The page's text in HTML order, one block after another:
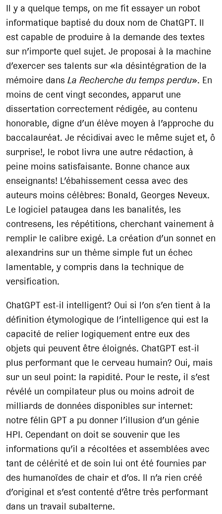
Il y a quelque temps, on me fit essayer un robot
informatique baptisé du doux nom de ChatGPT. Il
est capable de produire à la demande des textes
sur n’importe quel sujet. Je proposai à la machine
d’exercer ses talents sur «la désintégration de la
mémoire dansLa Recherche du temps perdu». En
moins de cent vingt secondes, apparut une
dissertation correctement rédigée, au contenu
honorable, digne d’un élève moyen à l’approche du
baccalauréat. Je récidivai avec le même sujet et, ô
surprise!, le robot livra une autre rédaction, à
peine moins satisfaisante. Bonne chance aux
enseignants! L’ébahissement cessa avec des
auteurs moins célèbres: Bonald, Georges Neveux.
Le logiciel pataugea dans les banalités, les
contresens, les répétitions, cherchant vainement à
remplir le calibre exigé. La création d’un sonnet en
alexandrins sur un thème simple fut un échec
lamentable, y compris dans la technique de
versification.
ChatGPT est-il intelligent? Oui si l’on s’en tient à la
définition étymologique de l’intelligence qui est la
capacité de relier logiquement entre eux des
objets qui peuvent être éloignés. ChatGPT est-il
plus performant que le cerveau humain? Oui, mais
sur un seul point: la rapidité. Pour le reste, il s’est
révélé un compilateur plus ou moins adroit de
milliards de données disponibles sur internet:
notre félin GPT a pu donner l’illusion d’un génie
HPI. Cependant on doit se souvenir que les
informations qu’il a récoltées et assemblées avec
tant de célérité et de soin lui ont été fournies par
des humanoïdes de chair et d’os. Il n’a rien créé
d’original et s’est contenté d’être très performant
dans un travail subalterne.